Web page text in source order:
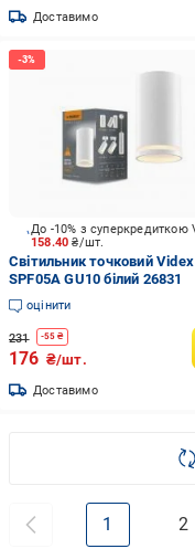
Доставимо
158.40₴/шт.
Світильник точковий Videx
SPF05A GU10 білий 26831
оцінити
231 -55 ₴
176 ₴/шт.
Доставимо
1 2